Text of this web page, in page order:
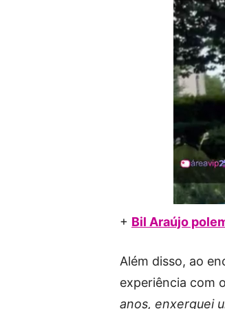
+ Bil Araújo
Além disso, ao
experiência com
anos, enxerguei